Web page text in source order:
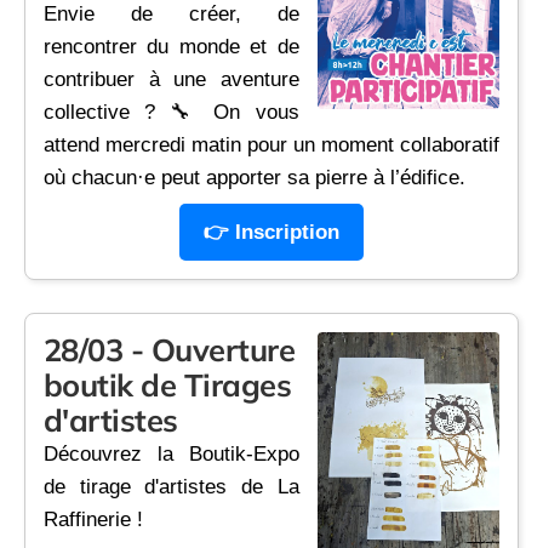
Envie de créer, de
rencontrer du monde et de
contribuer à une aventure
collective ? 🔧 On vous
attend mercredi matin pour un moment collaboratif
où chacun·e peut apporter sa pierre à l’édifice.
👉 Inscription
28/03 - Ouverture
boutik de Tirages
d'artistes
Découvrez la Boutik-Expo
de tirage d'artistes de La
Raffinerie !